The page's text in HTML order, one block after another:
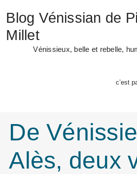
Blog Vénissian de
Millet
Vénissieux, belle et rebelle,
c’est
De
Alès, deux